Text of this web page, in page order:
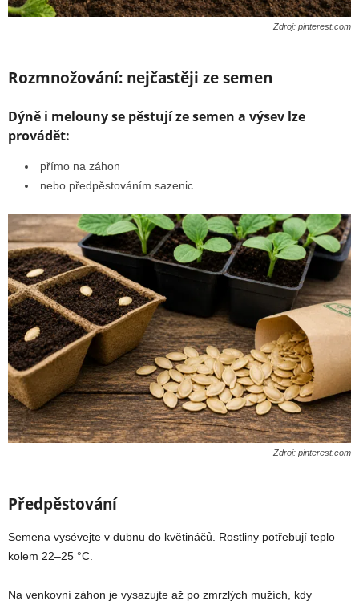
Zdroj: pinterest.com
Rozmnožování: nejčastěji ze semen
Dýně i melouny se pěstují ze semen a výsev lze
provádět:
přímo na záhon
nebo předpěstováním sazenic
Zdroj: pinterest.com
Předpěstování
Semena vysévejte v dubnu do květináčů. Rostliny potřebují teplo
kolem 22–25 °C.
Na venkovní záhon je vysazujte až po zmrzlých mužích, kdy